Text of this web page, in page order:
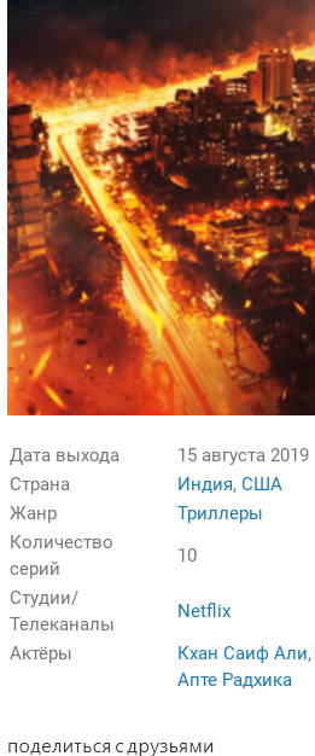
Дата выхода
15 августа 2019
Страна
Индия, США
Жанр
Триллеры
Количество
серий
10
Студии/
Телеканалы
Netflix
Актёры
Кхан Саиф Али,
Апте Радхика